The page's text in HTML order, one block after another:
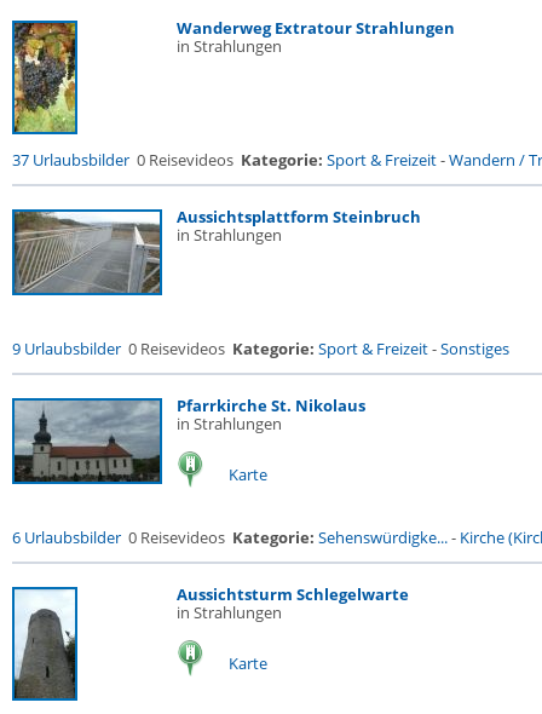
Wanderweg Extratour Strahlungen
in Strahlungen
37 Urlaubsbilder 0 Reisevideos Kategorie: Sport & Freizeit-Wandern /
Aussichtsplattform Steinbruch
in Strahlungen
9 Urlaubsbilder 0 Reisevideos Kategorie: Sport & Freizeit-Sonstiges
Pfarrkirche St. Nikolaus
in Strahlungen
Karte
6 Urlaubsbilder 0 Reisevideos Kategorie: Sehenswürdigke...- Kirche
Aussichtsturm Schlegelwarte
in Strahlungen
Karte